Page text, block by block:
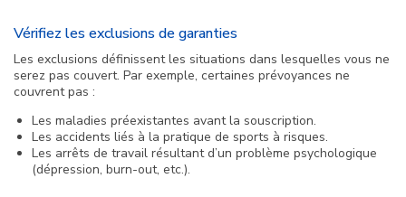
Vérifiez les exclusions de garanties
Les exclusions définissent les situations dans lesquelles vous ne
serez pas couvert. Par exemple, certaines prévoyances ne
couvrent pas :
Les maladies préexistantes avant la souscription.
Les accidents liés à la pratique de sports à risques.
Les arrêts de travail résultant d’un problème psychologique
(dépression, burn-out, etc.).